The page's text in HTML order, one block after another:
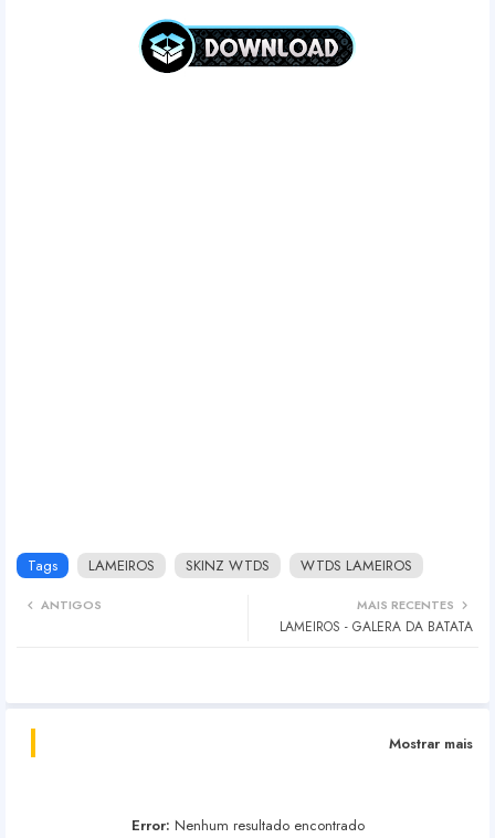
Tags LAMEIROS SKINZ WTDS WTDS LAMEIROS
MAIS RECENTES
LAMEIROS - GALERA DA BATATA
ANTIGOS
Mostrar mais
Error: Nenhum resultado encontrado